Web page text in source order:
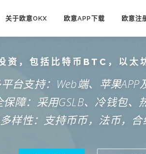
关于欧意OKX 欧意APP下载 欧意注
资，包括比特币BTC，以太
平台支持：Web端、苹果APP
保障：采用GSLB、冷钱包
多样性：支持币币，法币，